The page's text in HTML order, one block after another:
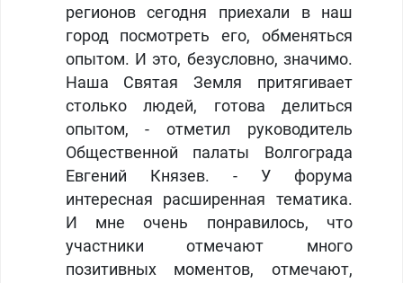
регионов сегодня приехали в наш
город посмотреть его, обменяться
опытом. И это, безусловно, значимо.
Наша Святая Земля притягивает
столько людей, готова делиться
опытом, - отметил руководитель
Общественной палаты Волгограда
Евгений Князев. - У форума
интересная расширенная тематика.
И мне очень понравилось, что
участники отмечают много
позитивных моментов, отмечают,